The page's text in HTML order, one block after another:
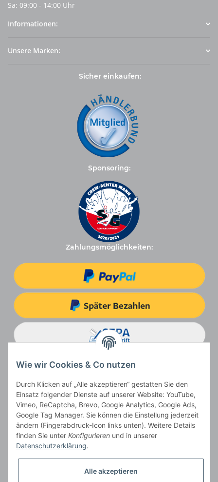
Sa: 09:00 - 14:00 Uhr
Informationen:
Unsere Marken:
Sicher einkaufen:
Sponsoring:
Zahlungsmöglichkeiten:
Vertrag widerrufen
Wie wir Cookies & Co nutzen
Durch Klicken auf „Alle akzeptieren“ gestatten Sie den
Einsatz folgender Dienste auf unserer Website: YouTube,
Vimeo, ReCaptcha, Brevo, Google Analytics, Google Ads,
Google Tag Manager. Sie können die Einstellung jederzeit
ändern (Fingerabdruck-Icon links unten). Weitere Details
finden Sie unter Konfigurieren und in unserer
Datenschutzerklärung.
Alle akzeptieren